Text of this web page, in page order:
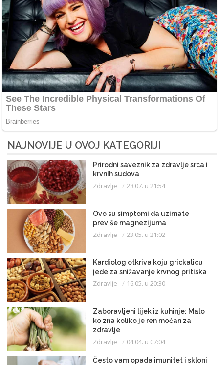
NAJNOVIJE U OVOJ KATEGORIJI
Prirodni saveznik za zdravlje srca i
krvnih sudova
Zdravlje 28.07. u 21:54
Ovo su simptomi da uzimate
previše magnezijuma
Zdravlje 23.05. u 21:02
Kardiolog otkriva koju grickalicu
jede za snižavanje krvnog pritiska
Zdravlje 16.05. u 20:30
Zaboravljeni lijek iz kuhinje: Malo
ko zna koliko je ren moćan za
zdravlje
Zdravlje 04.04. u 07:04
Često vam opada imunitet i skloni